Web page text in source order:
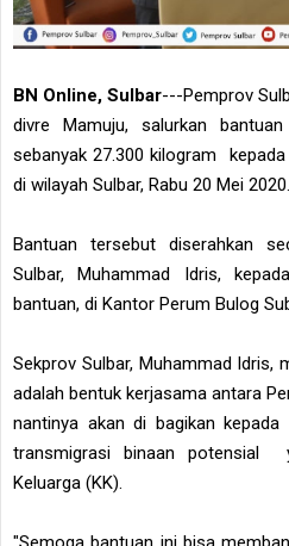
BN Online, Sulbar---Pemprov
divre Mamuju, salurkan
sebanyak 27.300 kilogram
di wilayah Sulbar, Rabu 20 Mei 2020.
Bantuan tersebut diserahkan
Sulbar, Muhammad Idris,
bantuan, di Kantor Perum Bulog
Sekprov Sulbar, Muhammad Idris,
adalah bentuk kerjasama antara
nantinya akan di bagikan
transmigrasi binaan potensial
Keluarga (KK).